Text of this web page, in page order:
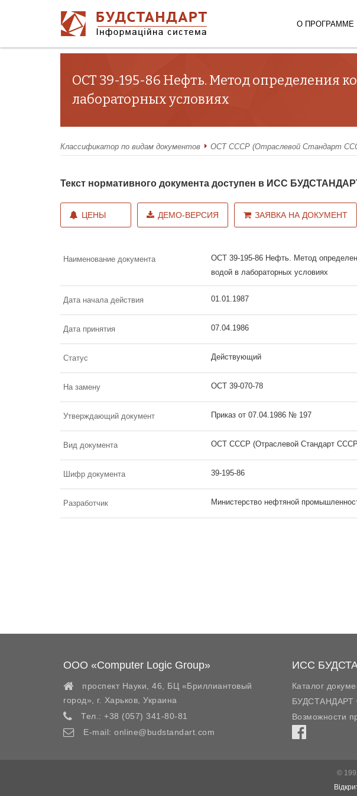
О ПРОГРАММЕ
ОСТ 39-195-86 Нефть. Метод определения
лабораторных условиях
Классификатор по видам документов ОСТ СССР (Отраслевой Стандарт
Текст нормативного документа доступен в ИСС
ЦЕНЫ ДЕМО-ВЕРСИЯ ЗАЯВКА НА ДОКУМЕНТ
Наименование документа
ОСТ 39-195-86 Нефть. Метод
водой в лабораторных условиях
Дата начала действия 01.01.1987
Дата принятия 07.04.1986
Статус Действующий
На замену ОСТ 39-070-78
Утверждающий документ Приказ от 07.04.1986 № 197
Вид документа ОСТ СССР (Отраслевой Стандарт
Шифр документа 39-195-86
Разработчик Министерство нефтяной
ООО «Computer Logic Group»
проспект Науки, 46, БЦ «Бриллиантовый
город»,
г. Харьков Украина
Тел.: +38 (057) 341-80-81
E-mail: online@budstandart.com
ИСС
Каталог
БУДСТАНДАРТ
Возможности
©